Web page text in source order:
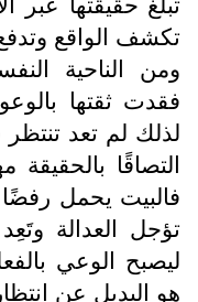
تكشف الواقع
ومن الناحية
فقدت ثقتها
لذلك لم تعد
التصاقًا
فالبيت يحمل رفضًا
تؤجل العدالة
ليصبح الوعي
هو البديل عن